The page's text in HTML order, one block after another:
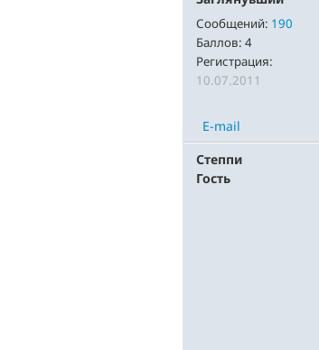
Сообщений: 190
Баллов: 4
Регистрация:
10.07.2011
E-mail
Степпи
Гость